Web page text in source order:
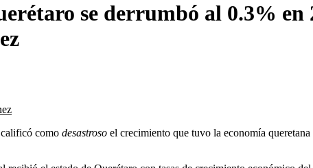
se derrumbó al 0.3% en
calificó como desastroso el crecimiento que tuvo la economía